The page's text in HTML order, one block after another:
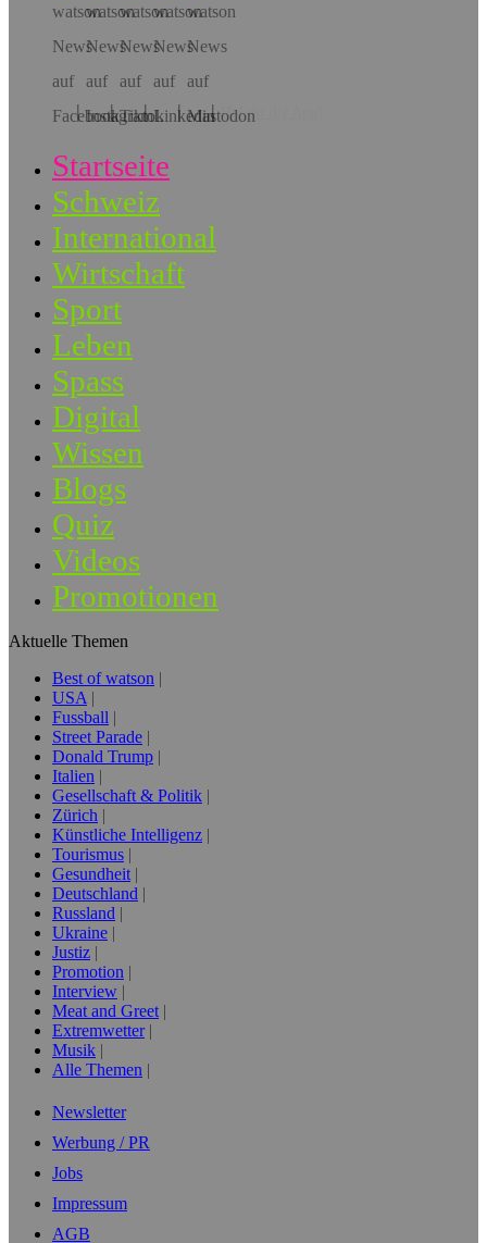
Hol dir die App!
Startseite
Schweiz
International
Wirtschaft
Sport
Leben
Spass
Digital
Wissen
Blogs
Quiz
Videos
Promotionen
Aktuelle Themen
Best of watson
USA
Fussball
Street Parade
Donald Trump
Italien
Gesellschaft & Politik
Zürich
Künstliche Intelligenz
Tourismus
Gesundheit
Deutschland
Russland
Ukraine
Justiz
Promotion
Interview
Meat and Greet
Extremwetter
Musik
Alle Themen
Newsletter
Werbung / PR
Jobs
Impressum
AGB